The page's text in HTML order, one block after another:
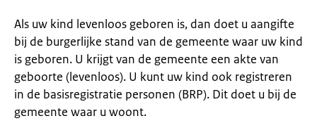
Als uw kind levenloos geboren is, dan doet u aangifte
bij de burgerlijke stand van de gemeente waar uw kind
is geboren. U krijgt van de gemeente een akte van
geboorte (levenloos). U kunt uw kind ook registreren
in de basisregistratie personen (BRP). Dit doet u bij de
gemeente waar u woont.